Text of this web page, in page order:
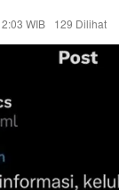
WIB
129 Dilihat